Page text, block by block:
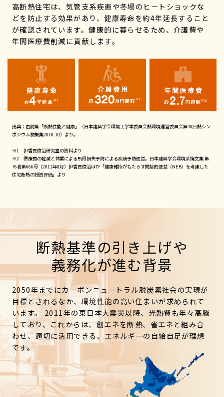
高断熱住宅は、気管支系疾患や冬場のヒートショックな
どを防止する効果があり、健康寿命を約4年延長すること
が確認されています。健康的に暮らせるため、介護費や
年間医療費削減に貢献します。
出典：岩前篤「断熱性能と健康」（日本建築学会環境工学本委員会熱環境運営委員会第40回熱シン
ボジウム梗概集2010.10）より。
※1 伊香買俊治研究室の資料より
※2 医療費の軽減と休業による所得損失予防による疾病予防便益。日本建築学会環境系論文集 第
76巻第666号（2011年8月）伊香買俊治ほか「健康維持がもたらす間接的便益（NEB）を考慮した
住宅断熱の投資評価」より
断熱基準の引き上げや
義務化が進む背景
2050年までにカーボンニュートラル脱炭素社会の実現が
目標とされるなか、環境性能の高い住まいが求められて
います。 2011年の東日本大震災以降、光熱費も年々高騰
しており、これからは、創エネを断熱、省エネと組み合
わせ、適切に活用できる、エネルギーの自給自足が理想
です。